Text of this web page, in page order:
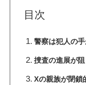
目次
警察は犯人の
捜査の進展が
Xの親族が閉鎖